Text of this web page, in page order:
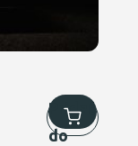
Pridať
do